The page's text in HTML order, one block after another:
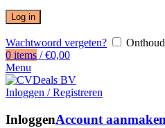
Log in
Wachtwoord vergeten?
0 items / €0,00
Menu
Inloggen / Registreren
InloggenAccount aanmaken